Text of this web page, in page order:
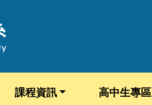
課程資訊 高中生專區